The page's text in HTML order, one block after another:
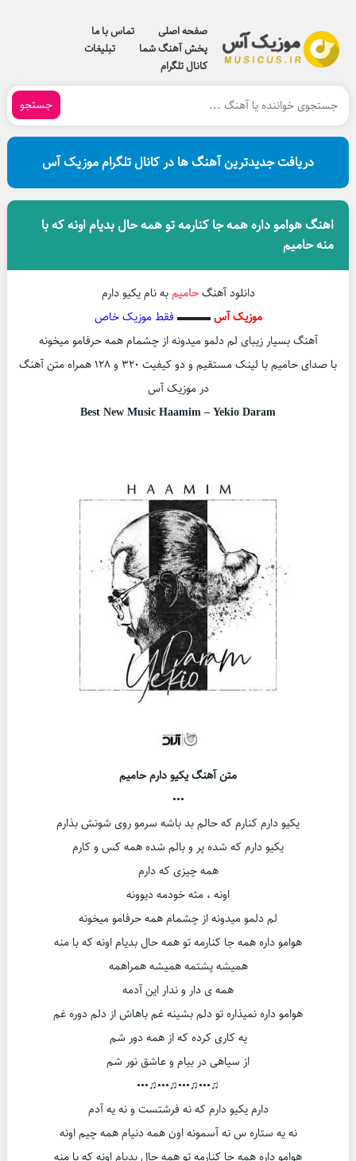
صفحه اصلی
تماس با ما
پخش آهنگ شما
تبلیغات
کانال تلگرام
جستجو
دریافت جدیدترین آهنگ ها در کانال تلگرام موزیک آس
اهنگ هوامو داره همه جا کنارمه تو همه حال بدیام اونه که با
منه حامیم
دانلود آهنگحامیمبه نام یکیو دارم
موزیک آس▬▬▬ فقط موزیک خاص
آهنگ بسیار زیبای لم دلمو میدونه از چشمام همه حرفامو میخونه
با صدای حامیم با لینک مستقیم و دو کیفیت ۳۲۰ و ۱۲۸ همراه متن آهنگ
در موزیک آس
Best New Music Haamim – Yekio Daram
متن آهنگ یکیو دارم حامیم
•••
یکیو دارم کنارم که حالم بد باشه سرمو روی شونش بذارم
یکیو دارم که شده پر و بالم شده همه کس و کارم
همه چیزی که دارم
اونه ، مثه خودمه دیوونه
لم دلمو میدونه از چشمام همه حرفامو میخونه
هوامو داره همه جا کنارمه تو همه حال بدیام اونه که با منه
همیشه پشتمه همیشه همراهمه
همه ی دار و ندار این آدمه
هوامو داره نمیذاره تو دلم بشینه غم باهاش از دلم دوره غم
یه کاری کرده که از همه دور شم
از سیاهی در بیام و عاشق نور شم
♫•••♫•••♫•••♫•••
دارم یکیو دارم که نه فرشتست و نه یه آدم
نه یه ستاره س نه آسمونه اون همه دنیام همه چیم اونه
هوامو داره همه جا کنارمه تو همه حال بدیام اونه که با منه